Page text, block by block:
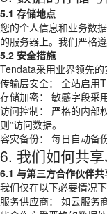
5.1 存储地点
您的个人信息和业务数
的服务器上。我们严格
5.2 安全措施
Tendata采用业界领先的
传输层安全： 全站启用
存储加密： 敏感字段采
访问控制： 严格的内部
则”访问数据。
容灾备份： 每日自动备
6. 我们如何共
6.1 与第三方合作伙伴共
我们仅在以下必要情况下
服务供应商： 如云服务